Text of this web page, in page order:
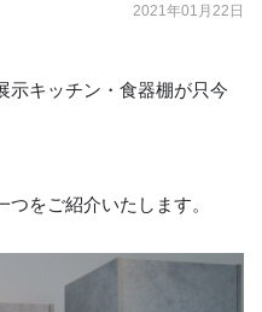
2021年01月22日
示キッチン・食器棚が只今
をご紹介いたします。